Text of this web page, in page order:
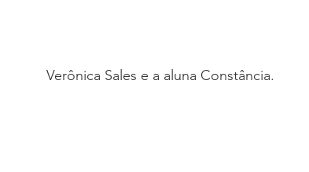
Verônica Sales e a aluna Constância.